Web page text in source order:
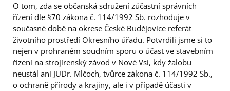
O tom, zda se občanská sdružení zúčastní správních
řízení dle §70 zákona č. 114/1992 Sb. rozhoduje v
současné době na okrese České Budějovice referát
životního prostředí Okresního úřadu. Potvrdili jsme si to
nejen v prohraném soudním sporu o účast ve stavebním
řízení na strojírenský závod v Nové Vsi, kdy žalobu
neustál ani JUDr. Mlčoch, tvůrce zákona č. 114/1992 Sb.,
o ochraně přírody a krajiny, ale i v případě účasti v